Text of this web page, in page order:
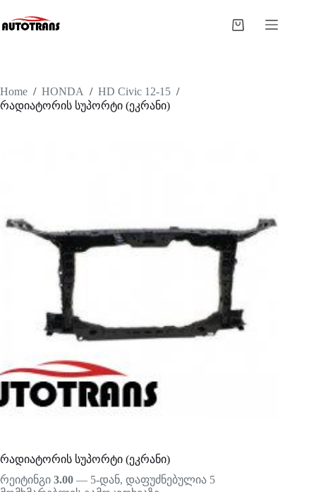
Home / HONDA / HD Civic 12-15 /
რადიატორის სუპორტი (ეკრანი)
რადიატორის სუპორტი (ეკრანი)
რეიტინგი 3.00 — 5-დან, დაფუძნებულია 5